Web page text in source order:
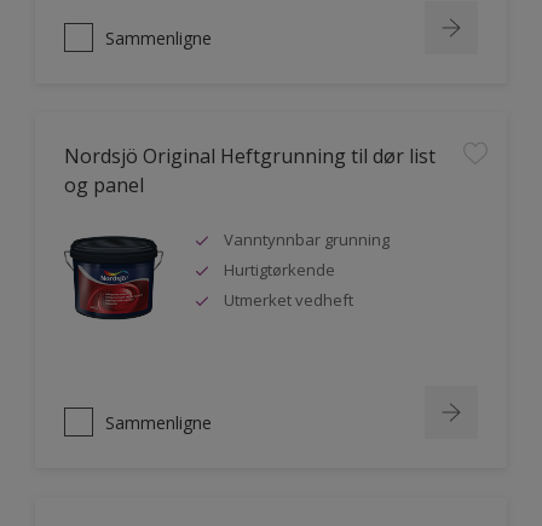
Sammenligne
Nordsjö Original Heftgrunning til dør list
og panel
Vanntynnbar grunning
Hurtigtørkende
Utmerket vedheft
Sammenligne